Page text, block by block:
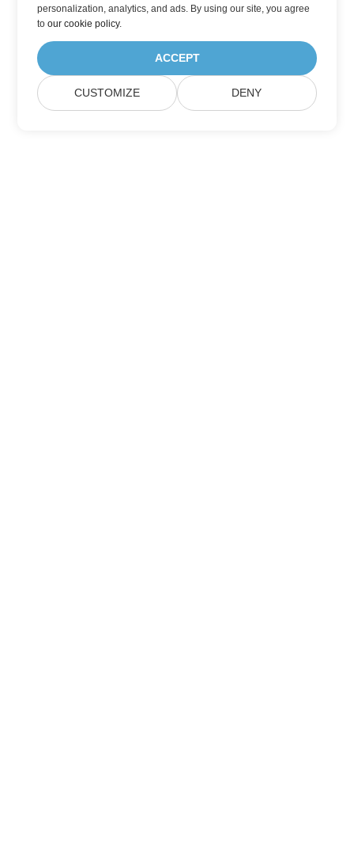
personalization, analytics, and ads. By using our site, you agree
toour cookie policy.
ACCEPT
CUSTOMIZE DENY